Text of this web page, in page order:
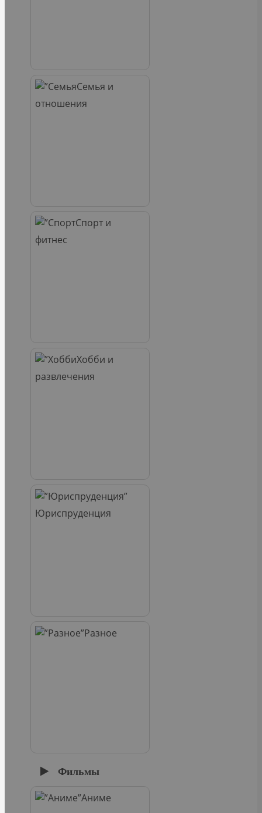
Семья и
отношения
Спорт и
фитнес
Хобби и
развлечения
Юриспруденция
Разное
Фильмы
Аниме